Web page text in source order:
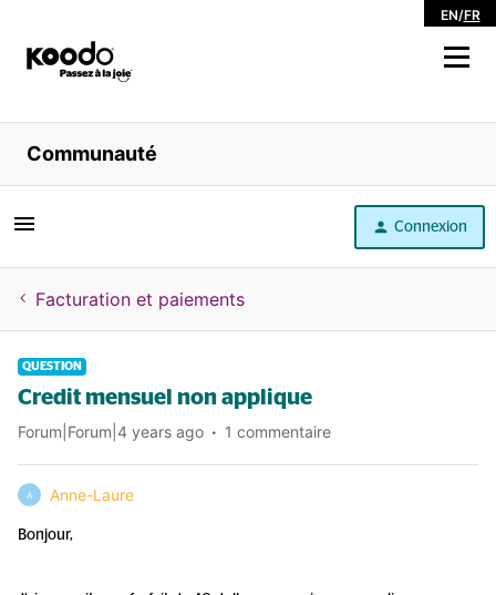
EN/FR
Magasiner
Libre service
Aide
Communauté
Connexion
Facturation et paiements
QUESTION
Credit mensuel non applique
Forum|Forum|4 years ago 1 commentaire
A Anne-Laure
Bonjour,